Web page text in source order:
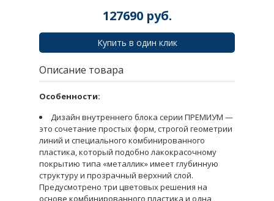
127690 руб.
Купить в один клик
Описание товара
Особенности:
Дизайн внутреннего блока серии ПРЕМИУМ —
это сочетание простых форм, строгой геометрии
линий и специального комбинированного
пластика, который подобно лакокрасочному
покрытию типа «металлик» имеет глубинную
структуру и прозрачный верхний слой.
Предусмотрено три цветовых решения на
основе комбинированного пластика и одна